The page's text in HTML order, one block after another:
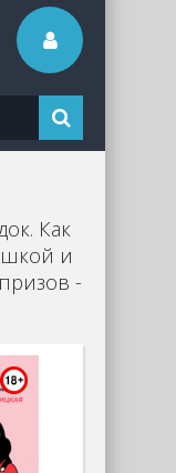
Как
и
-